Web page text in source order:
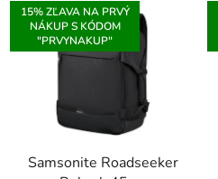
15% ZĽAVA NA PRVÝ
NÁKUP S KÓDOM
"PRVYNAKUP"
Samsonite Roadseeker